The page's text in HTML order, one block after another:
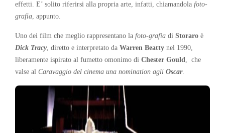
effetti. E’ solito riferirsi alla propria arte, infatti, chiamandola foto-
grafia, appunto.
Uno dei film che meglio rappresentano la foto-grafia di Storaro è
Dick Tracy, diretto e interpretato da Warren Beatty nel 1990,
liberamente ispirato al fumetto omonimo di Chester Gould, che
valse al Caravaggio del cinema una nomination agli Oscar.